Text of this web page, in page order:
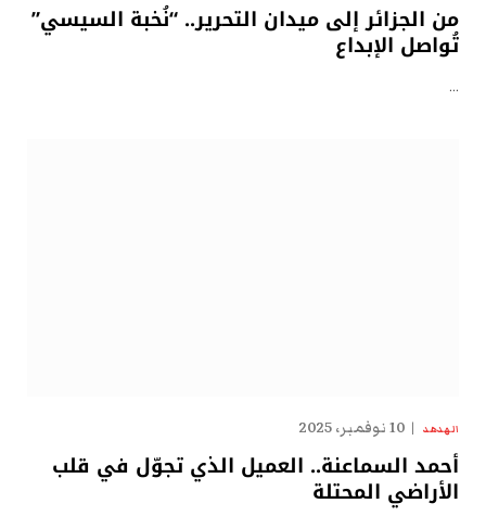
من الجزائر إلى ميدان التحرير.. “نُخبة السيسي”
تُواصل الإبداع
…
الهدهد 10 نوفمبر، 2025
أحمد السماعنة.. العميل الذي تجوّل في قلب
الأراضي المحتلة